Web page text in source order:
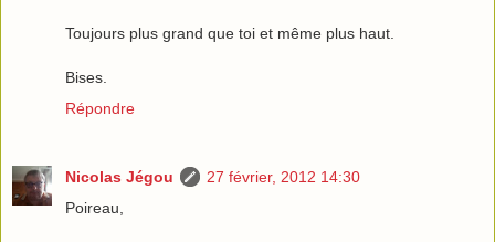
Toujours plus grand que toi et même plus haut.
Bises.
Répondre
Nicolas Jégou
27 février, 2012 14:30
Poireau,